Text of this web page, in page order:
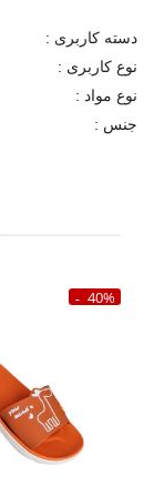
دسته کاربری :
نوع کاربری :
نوع مواد :
جنس :
40%